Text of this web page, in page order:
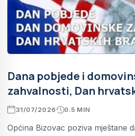
Dana pobjede i
zahvalnosti, Dan
31/07/2026 0.5 MIN
Općina Bizovac poziva mještane